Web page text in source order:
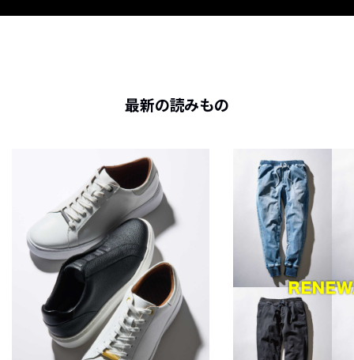
最新の読みもの